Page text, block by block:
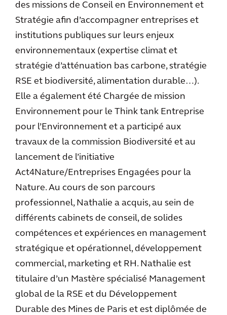
des missions de Conseil en Environnement et
Stratégie afin d’accompagner entreprises et
institutions publiques sur leurs enjeux
environnementaux (expertise climat et
stratégie d’atténuation bas carbone, stratégie
RSE et biodiversité, alimentation durable…).
Elle a également été Chargée de mission
Environnement pour le Think tank Entreprise
pour l’Environnement et a participé aux
travaux de la commission Biodiversité et au
lancement de l’initiative
Act4Nature/Entreprises Engagées pour la
Nature. Au cours de son parcours
professionnel, Nathalie a acquis, au sein de
différents cabinets de conseil, de solides
compétences et expériences en management
stratégique et opérationnel, développement
commercial, marketing et RH. Nathalie est
titulaire d’un Mastère spécialisé Management
global de la RSE et du Développement
Durable des Mines de Paris et est diplômée de